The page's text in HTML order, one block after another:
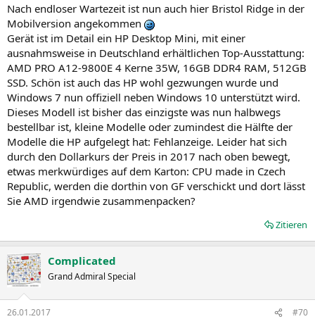
Nach endloser Wartezeit ist nun auch hier Bristol Ridge in der
Mobilversion angekommen
Gerät ist im Detail ein HP Desktop Mini, mit einer
ausnahmsweise in Deutschland erhältlichen Top-Ausstattung:
AMD PRO A12-9800E 4 Kerne 35W, 16GB DDR4 RAM, 512GB
SSD. Schön ist auch das HP wohl gezwungen wurde und
Windows 7 nun offiziell neben Windows 10 unterstützt wird.
Dieses Modell ist bisher das einzigste was nun halbwegs
bestellbar ist, kleine Modelle oder zumindest die Hälfte der
Modelle die HP aufgelegt hat: Fehlanzeige. Leider hat sich
durch den Dollarkurs der Preis in 2017 nach oben bewegt,
etwas merkwürdiges auf dem Karton: CPU made in Czech
Republic, werden die dorthin von GF verschickt und dort lässt
Sie AMD irgendwie zusammenpacken?
Zitieren
Complicated
Grand Admiral Special
26.01.2017 #70